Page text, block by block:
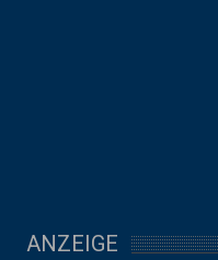
ANZEIGE